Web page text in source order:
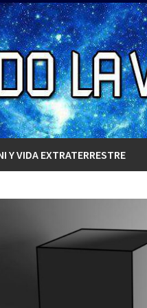
Y VIDA EXTRATERRESTRE